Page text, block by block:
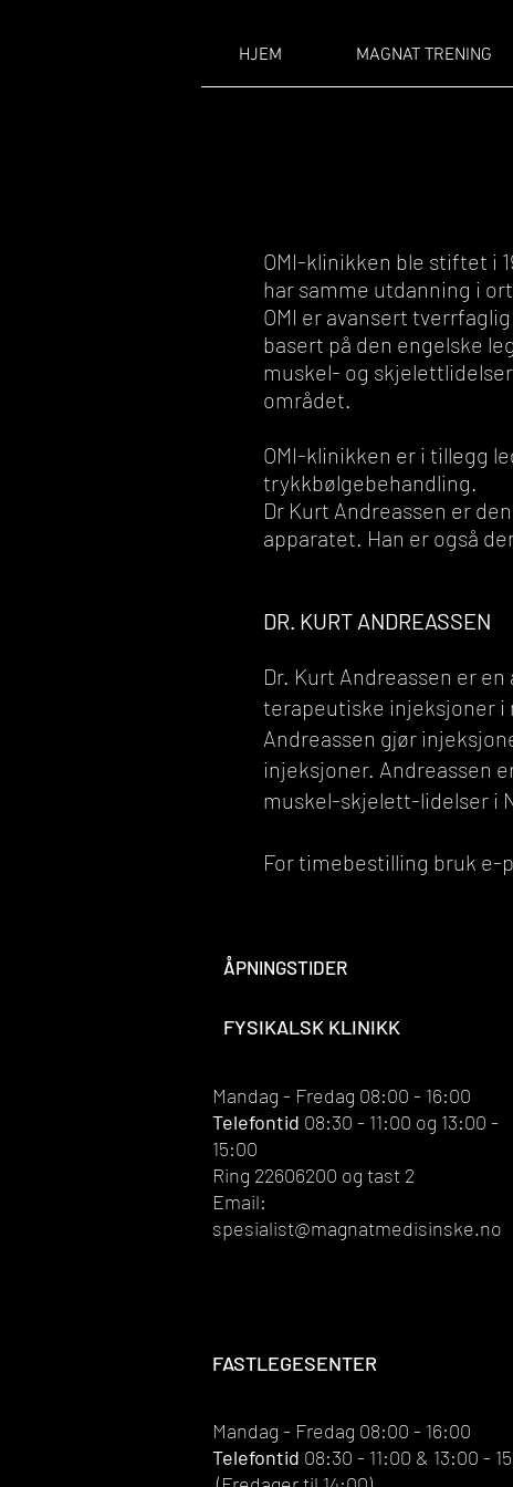
HJEM MAGNAT TRENING
OMI-klinikken ble stiftet i
har samme utdanning i
OMI er avansert
basert på den engelske
muskel- og
området.
OMI-klinikken er i tillegg
trykkbølgebehandling.
Dr Kurt Andreassen er
apparatet. Han er også
DR. KURT ANDREASSEN
Dr. Kurt Andreassen er
terapeutiske injeksjoner i
Andreassen gjør
injeksjoner. Andreassen
muskel-skjelett-lidelser i
For timebestilling bruk e-
ÅPNINGSTIDER
FYSIKALSK KLINIKK
Mandag - Fredag 08:00 - 16:00
Telefontid 08:30 - 11:00 og 13:00 -
15:00
Ring 22606200 og tast 2
Email:
spesialist@magnatmedisinske.no
FASTLEGESENTER
Mandag - Fredag 08:00 - 16:00
Telefontid 08:30 - 11:00 & 13:00 -